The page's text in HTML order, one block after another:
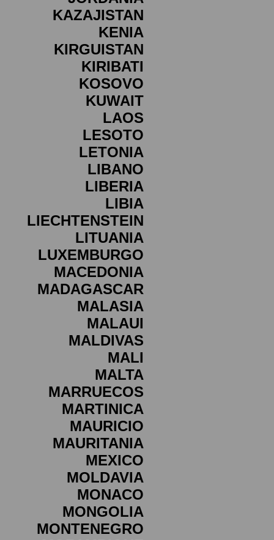
KAZAJISTAN
KENIA
KIRGUISTAN
KIRIBATI
KOSOVO
KUWAIT
LAOS
LESOTO
LETONIA
LIBANO
LIBERIA
LIBIA
LIECHTENSTEIN
LITUANIA
LUXEMBURGO
MACEDONIA
MADAGASCAR
MALASIA
MALAUI
MALDIVAS
MALI
MALTA
MARRUECOS
MARTINICA
MAURICIO
MAURITANIA
MEXICO
MOLDAVIA
MONACO
MONGOLIA
MONTENEGRO